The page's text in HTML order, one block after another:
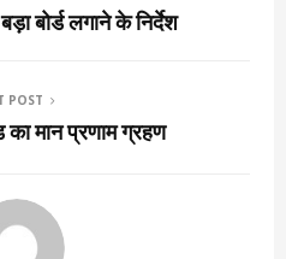
बोर्ड लगाने के निर्देश
POST
का मान प्रणाम ग्रहण